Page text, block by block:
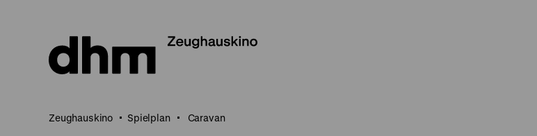
Seiteninhalt
springen
Zeughauskino Spielplan Caravan